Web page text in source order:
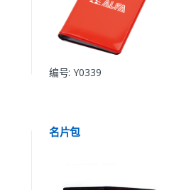
编号: Y0339
名片包